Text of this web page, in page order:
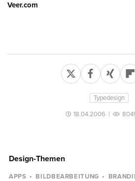
Veer.com
Typedesign
18.04.2006 |
Design-Themen
APPS BILDBEARBEITUNG